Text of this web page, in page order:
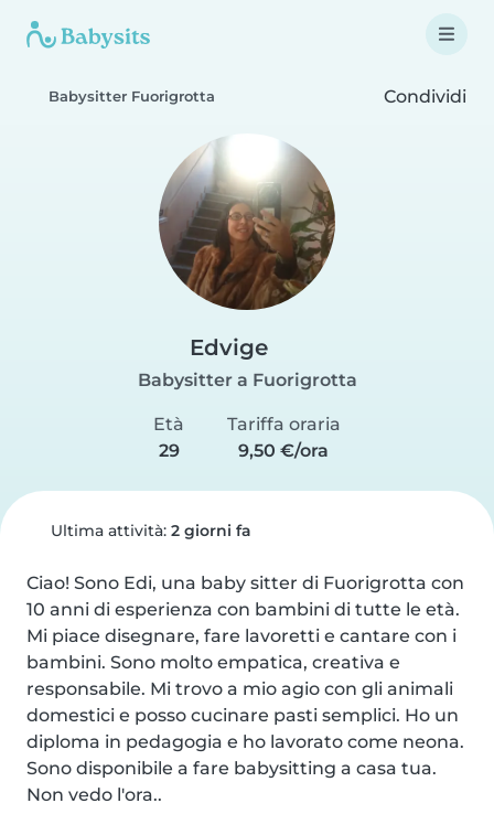
Babysitter Fuorigrotta Condividi
Edvige
Babysitter a Fuorigrotta
Età
29
Tariffa oraria
9,50 €/ora
Ultima attività: 2 giorni fa
Ciao! Sono Edi, una baby sitter di Fuorigrotta con
10 anni di esperienza con bambini di tutte le età.
Mi piace disegnare, fare lavoretti e cantare con i
bambini. Sono molto empatica, creativa e
responsabile. Mi trovo a mio agio con gli animali
domestici e posso cucinare pasti semplici. Ho un
diploma in pedagogia e ho lavorato come neona.
Sono disponibile a fare babysitting a casa tua.
Non vedo l'ora..